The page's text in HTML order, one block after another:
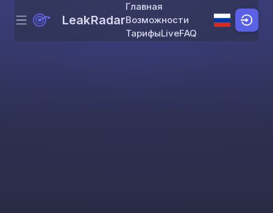
Skip to content
Menu LeakRadar
Главная
Возможности
ТарифыLiveFAQ